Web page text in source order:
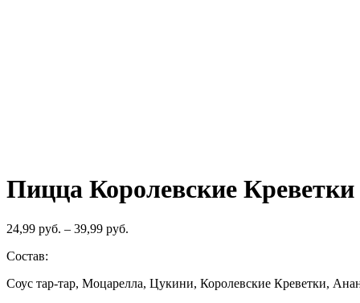
Пицца Королевские Креветки
24,99 руб. – 39,99 руб.
Состав:
Соус тар-тар, Моцарелла, Цукини, Королевские Креветки,